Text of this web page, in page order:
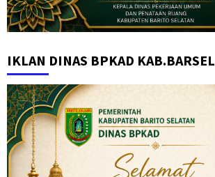
IKLAN DINAS BPKAD KAB.BARSEL